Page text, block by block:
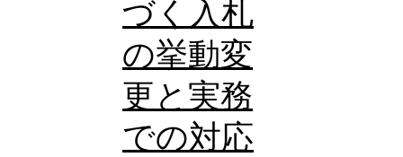
づく入札
の挙動変
更と実務
での対応